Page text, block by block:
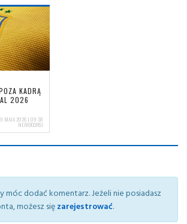
KADRĄ
2026
MAJA 2026 | 09:38
NERIOCORSI
móc dodać komentarz. Jeżeli nie posiadasz
możesz sięzarejestrować.